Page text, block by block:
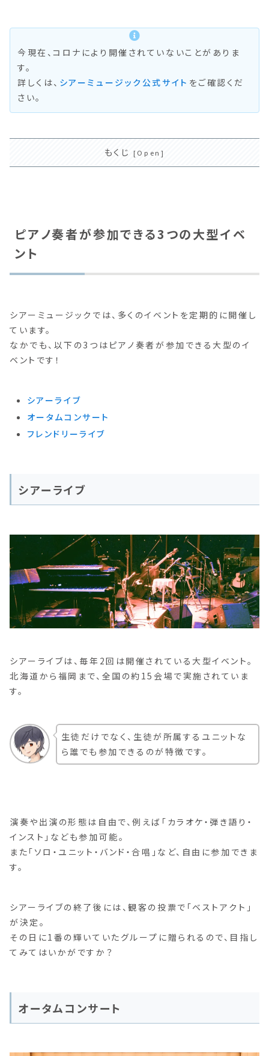
今現在、コロナにより開催されていないことがありま
す。
詳しくは、 シアーミュージック公式サイト をご確認くだ
さい。
もくじ
ピアノ奏者が参加できる3つの大型イベ
ント
シアーミュージックでは、多くのイベントを定期的に開催し
ています。
なかでも、以下の3つはピアノ奏者が参加できる大型のイ
ベントです！
シアーライブ
オータムコンサート
フレンドリーライブ
シアーライブ
シアーライブは、毎年2回は開催されている大型イベント。
北海道から福岡まで、全国の約15会場で実施されていま
す。
生徒だけでなく、生徒が所属するユニットな
ら誰でも参加できるのが特徴です。
演奏や出演の形態は自由で、例えば「カラオケ・弾き語り・
インスト」なども参加可能。
また「ソロ・ユニット・バンド・合唱」など、自由に参加できま
す。
シアーライブの終了後には、観客の投票で「ベストアクト」
が決定。
その日に1番の輝いていたグループに贈られるので、目指し
てみてはいかがですか？
オータムコンサート